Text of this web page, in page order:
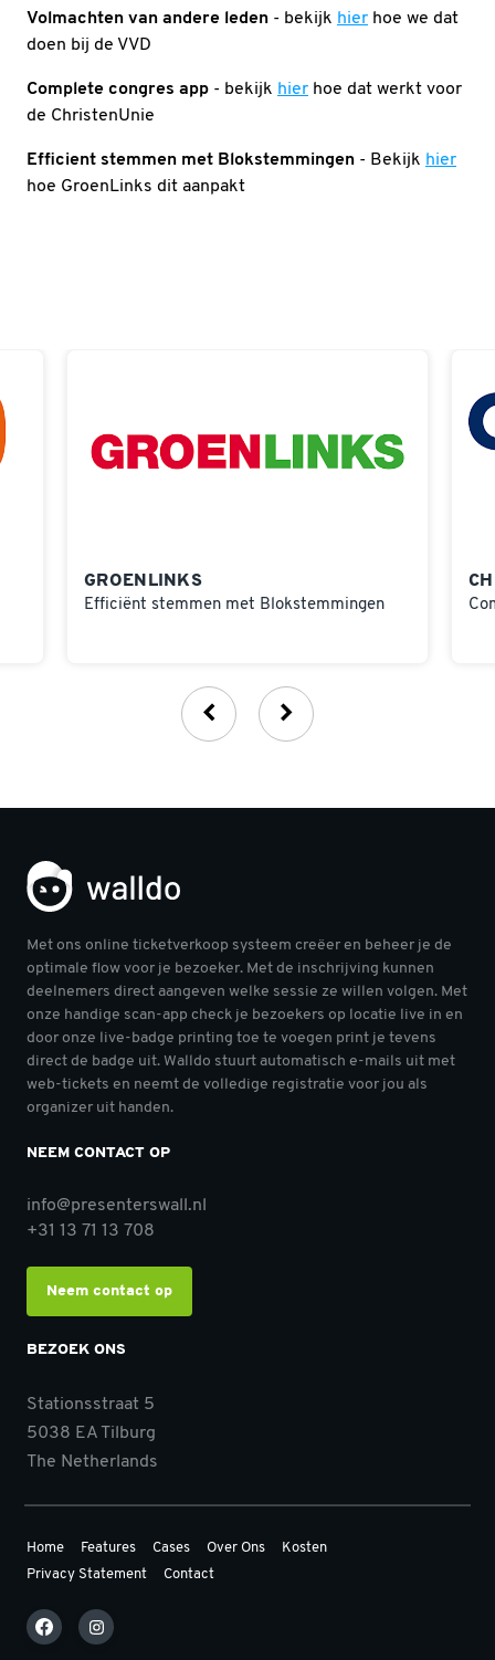
Volmachten van andere leden - bekijk hier hoe we dat
doen bij de VVD
Complete congres app - bekijk hier hoe dat werkt voor
de ChristenUnie
Efficient stemmen met Blokstemmingen - Bekijk hier
hoe GroenLinks dit aanpakt
GROENLINKS
Efficiënt stemmen met Blokstemmingen
Met ons online ticketverkoop systeem creëer en beheer je de
optimale flow voor je bezoeker. Met de inschrijving kunnen
deelnemers direct aangeven welke sessie ze willen volgen. Met
onze handige scan-app check je bezoekers op locatie live in en
door onze live-badge printing toe te voegen print je tevens
direct de badge uit. Walldo stuurt automatisch e-mails uit met
web-tickets en neemt de volledige registratie voor jou als
organizer uit handen.
NEEM CONTACT OP
info@presenterswall.nl
+31 13 71 13 708
Neem contact op
BEZOEK ONS
Stationsstraat 5
5038 EA Tilburg
The Netherlands
Home Features Cases Over Ons
Kosten
Privacy Statement
Contact